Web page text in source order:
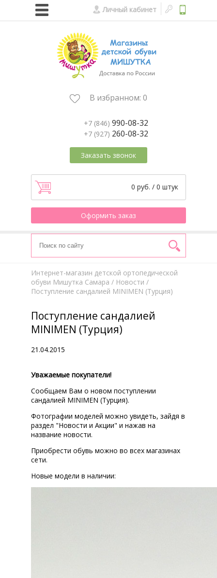
Личный кабинет
В избранном: 0
+7 (846) 990-08-32
+7 (927) 260-08-32
Заказать звонок
0 руб. / 0 штук
Оформить заказ
Интернет-магазин детской ортопедической
обуви Мишутка Самара / Новости /
Поступление сандалией MINIMEN (Турция)
Поступление сандалией
MINIMEN (Турция)
21.04.2015
Уважаемые покупатели!
Сообщаем Вам о новом поступлении
сандалией MINIMEN (Турция).
Фотографии моделей можно увидеть, зайдя в
раздел "Новости и Акции" и нажав на
название новости.
Приобрести обувь можно во всех магазинах
сети.
Новые модели в наличии: